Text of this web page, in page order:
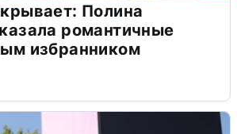
Полина
романтичные
избранником